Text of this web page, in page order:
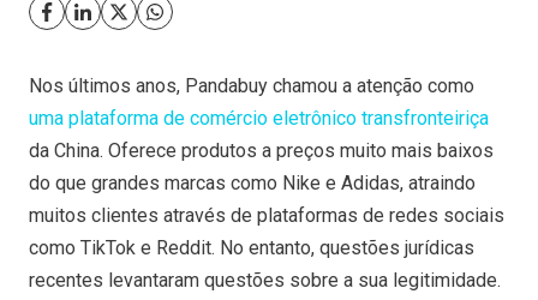
Nos últimos anos, Pandabuy chamou a atenção como
uma plataforma de comércio eletrônico transfronteiriça
da China. Oferece produtos a preços muito mais baixos
do que grandes marcas como Nike e Adidas, atraindo
muitos clientes através de plataformas de redes sociais
como TikTok e Reddit. No entanto, questões jurídicas
recentes levantaram questões sobre a sua legitimidade.